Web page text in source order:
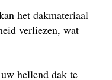
het dakmateriaal
verliezen, wat
hellend dak te